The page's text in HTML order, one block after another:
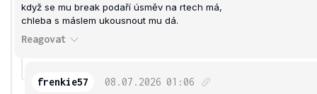
když se mu break podaří úsměv na rtech má,
chleba s máslem ukousnout mu dá.
Reagovat
frenkie57 08.07.2026 01:06